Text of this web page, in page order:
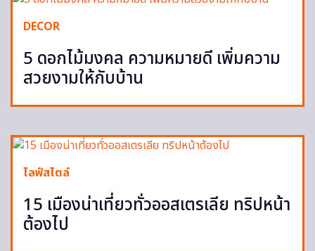
DECOR
5 ดอกไม้มงคล ความหมายดี เพิ่มความ
สวยงามให้กับบ้าน
ไลฟ์สไตล์
15 เมืองน่าเที่ยวทั่วออสเตรเลีย ทริปหน้า
ต้องไป